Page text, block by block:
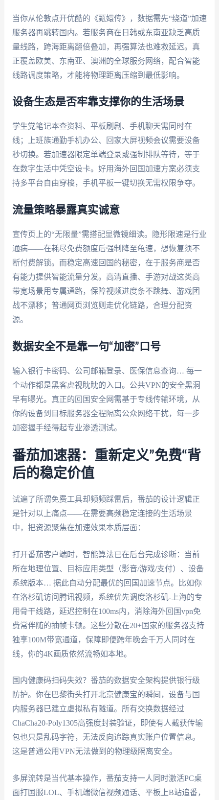
当你从伦敦点开优酷的《甄嬛传》，数据需先“绕道”加速
服务器再跳转国内。若服务商在日韩或东南亚缺乏高质
量线路，跨海距离翻倍叠加，再强算法也难救延迟。真
正覆盖欧美、东南亚、澳洲的全球服务网络，配合智能
线路调度策略，才能将物理距离压缩到最低影响。
设备生态是否牢靠支撑你的生活场景
学生党笔记本查资料、平板刷剧、手机聊天需同时在
线；上班族通勤手机办公、回家大屏视频会议需要设备
秒切换。若加速器限定单端登录或强制排队等待，等于
在数字生活中凭空设卡。好用海外回国加速方案必须支
持多平台自由穿梭，手机平板一键切换无需权限争夺。
流量策略暴露真实诚意
宣传页上的“无限量”需搭配显微镜细读。隐形限速是行业
通病——在耗尽免费额度后强制降至龟速，想恢复须不
断付费解锁。而稳定高速回国的秘密，在于服务商是否
有能力提供智能流量分发。高清直播、手游对战这类高
带宽场景用专属通路，保障视频进度条不跳舞、游戏团
战不漂移；普通网页浏览则走优化链路，合理分配资
源。
数据安全不是靠一句“加密”口号
输入银行卡密码、公司邮箱登录、医保信息查询… 每一
个动作都是黑客虎视眈眈的入口。公共VPN的安全黑洞
早有曝光。真正的回国安全网需基于专线传输环境，从
你的设备到目标服务器全程隔离公众网络干扰，每一步
加密握手经得起专业渗透测试。
番茄加速器：重新定义”免费“背
后的稳定价值
试遍了所谓免费工具却频频踩雷后，番茄的设计逻辑正
是针对以上痛点——在需要高频稳定连接的生活场景
中，把资源聚焦在加速效果本质层面：
打开番茄客户端时，智能算法已在后台完成诊断：当前
所在地理位置、目标应用类型（影音/游戏/支付）、设备
系统版本… 据此自动分配最优的回国加速节点。比如你
在洛杉矶访问腾讯视频，系统优先调度洛杉矶-上海的专
用骨干线路，延迟控制在100ms内，消除海外回国vpn免
费常伴随的抽帧卡顿。这些分散在20+国家的服务器支持
独享100M带宽通道，保障即便跨年晚会千万人同时在
线，你的4K画质依然流畅如本地。
国内健康码扫码失效？番茄的数据安全架构提供银行级
防护。你在巴黎街头打开北京健康宝的瞬间，设备与国
内服务器已建立虚拟私有隧道。所有交换数据经过
ChaCha20-Poly1305高强度封装验证，即使有人截获传输
包也只是乱码字符，无法反向追踪真实账户位置信息。
这是普通公用VPN无法做到的物理级隔离安全。
多屏流转是当代基本操作，番茄支持一人同时激活PC桌
面打国服LOL、手机端微信视频通话、平板上B站追番，